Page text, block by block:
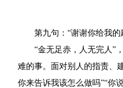
第九句：“谢谢你给我
“金无足赤，人无完人”
难的事。面对别人的指责、
你来告诉我该怎么做吗”“你